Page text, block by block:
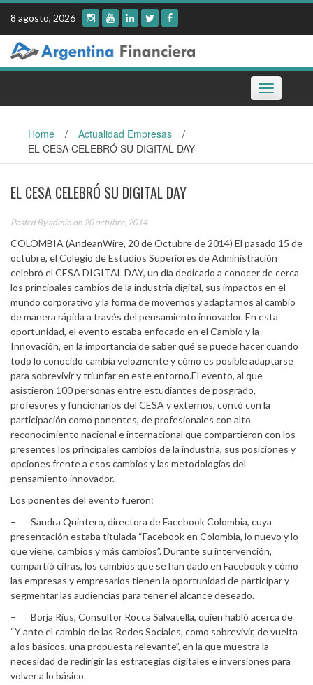
Skip
content
8 agosto, 2026
Toggle
navigation
Home / Actualidad Empresas
/
EL CESA CELEBRÓ SU DIGITAL DAY
EL CESA CELEBRÓ SU DIGITAL DAY
Posted Byadmin on 20 octubre, 2014
COLOMBIA (AndeanWire, 20 de Octubre de 2014) El pasado 15 de
octubre, el Colegio de Estudios Superiores de Administración
celebró el CESA DIGITAL DAY, un día dedicado a conocer de cerca
los principales cambios de la industria digital, sus impactos en el
mundo corporativo y la forma de movernos y adaptarnos al cambio
de manera rápida a través del pensamiento innovador. En esta
oportunidad, el evento estaba enfocado en el Cambio y la
Innovación, en la importancia de saber qué se puede hacer cuando
todo lo conocido cambia velozmente y cómo es posible adaptarse
para sobrevivir y triunfar en este entorno.El evento, al que
asistieron 100 personas entre estudiantes de posgrado,
profesores y funcionarios del CESA y externos, contó con la
participación como ponentes, de profesionales con alto
reconocimiento nacional e internacional que compartieron con los
presentes los principales cambios de la industria, sus posiciones y
opciones frente a esos cambios y las metodologías del
pensamiento innovador.
Los ponentes del evento fueron:
– Sandra Quintero, directora de Facebook Colombia, cuya
presentación estaba titulada “Facebook en Colombia, lo nuevo y lo
que viene, cambios y más cambios”. Durante su intervención,
compartió cifras, los cambios que se han dado en Facebook y cómo
las empresas y empresarios tienen la oportunidad de participar y
segmentar las audiencias para tener el alcance deseado.
– Borja Rius, Consultor Rocca Salvatella, quien habló acerca de
“Y ante el cambio de las Redes Sociales, como sobrevivir, de vuelta
a los básicos, una propuesta relevante”, en la que muestra la
necesidad de redirigir las estrategias digitales e inversiones para
volver a lo básico.